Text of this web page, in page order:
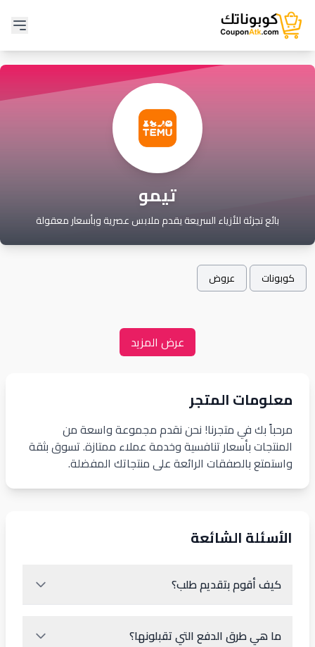
تيمو
بائع تجزئة للأزياء السريعة يقدم ملابس عصرية وبأسعار معقولة
كوبونات عروض
عرض المزيد
معلومات المتجر
مرحباً بك في متجرنا! نحن نقدم مجموعة واسعة من
المنتجات بأسعار تنافسية وخدمة عملاء ممتازة. تسوق بثقة
واستمتع بالصفقات الرائعة على منتجاتك المفضلة.
الأسئلة الشائعة
كيف أقوم بتقديم طلب؟
ما هي طرق الدفع التي تقبلونها؟